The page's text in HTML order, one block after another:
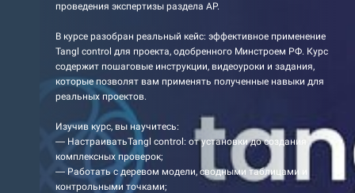
проведения экспертизы раздела АР.
В курсе разобран реальный кейс: эффективное применение
Tangl control для проекта, одобренного Минстроем РФ. Курс
содержит пошаговые инструкции, видеоуроки и задания,
которые позволят вам применять полученные навыки для
реальных проектов.
Изучив курс, вы научитесь:
— НастраиватьTangl control: от установки до создания
комплексных проверок;
— Работать с деревом модели, сводными таблицами и
контрольными точками;